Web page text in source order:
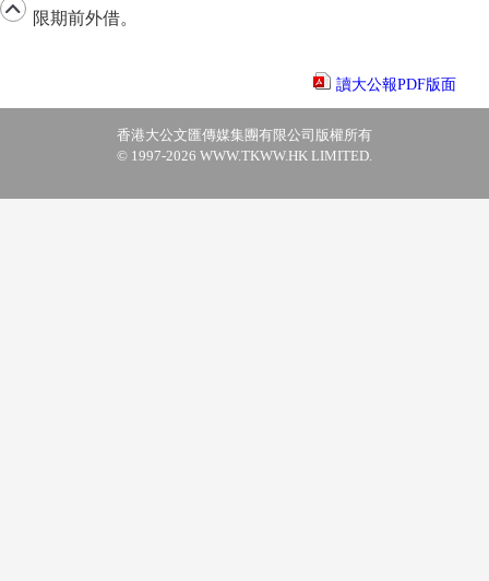
限期前外借。
讀大公報PDF版面
香港大公文匯傳媒集團有限公司版權所有
© 1997-2026 WWW.TKWW.HK LIMITED.